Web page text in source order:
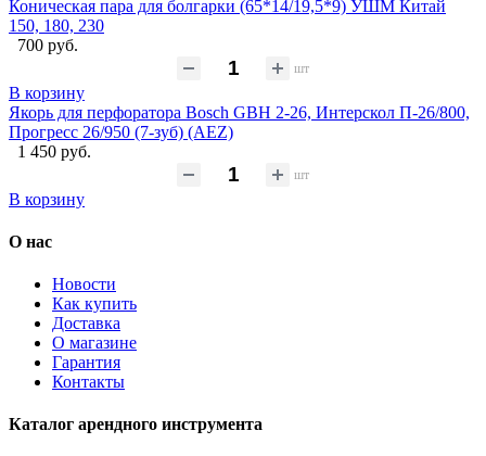
Коническая пара для болгарки (65*14/19,5*9) УШМ Китай
150, 180, 230
700 руб.
шт
В корзину
Якорь для перфоратора Bosch GBH 2-26, Интерскол П-26/800,
Прогресс 26/950 (7-зуб) (AEZ)
1 450 руб.
шт
В корзину
О нас
Новости
Как купить
Доставка
О магазине
Гарантия
Контакты
Каталог арендного инструмента